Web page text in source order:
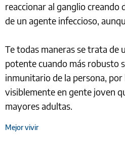
reaccionar al ganglio creando
de un agente infeccioso,
Te todas maneras se trata de
potente cuando más robusto
inmunitario de la persona, por
visiblemente en gente joven
mayores adultas.
Mejor vivir